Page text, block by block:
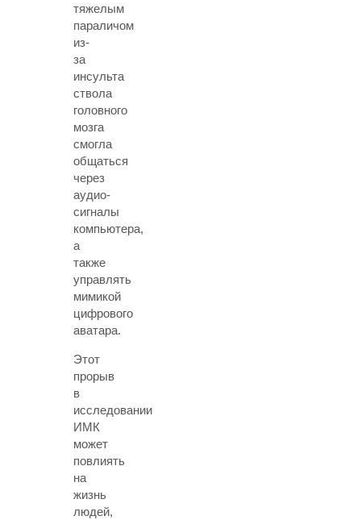
тяжелым
параличом
из-
за
инсульта
ствола
головного
мозга
смогла
общаться
через
аудио-
сигналы
компьютера,
а
также
управлять
мимикой
цифрового
аватара.
Этот
прорыв
в
исследовании
ИМК
может
повлиять
на
жизнь
людей,